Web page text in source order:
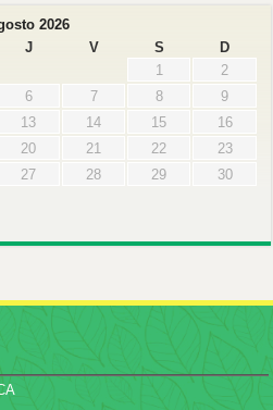
2026
J V S
D
1
2
6 7 8
9
13 14 15
16
20 21 22
23
27 28 29
30